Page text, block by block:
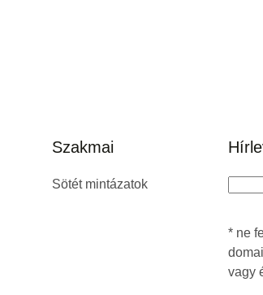
Szakmai
Sötét mintázatok
* ne
vagy